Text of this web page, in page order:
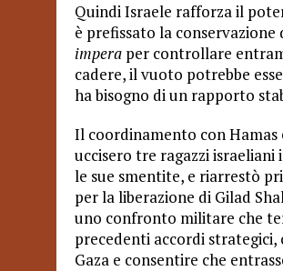
Quindi Israele rafforza il
è prefissato la
impera per controllare
cadere, il vuoto potrebbe
ha bisogno di un rapporto
Il coordinamento con Hamas
uccisero tre ragazzi israeliani
le sue smentite, e riarrestò
per la liberazione di Gilad
uno confronto militare che
precedenti accordi
Gaza e consentire che